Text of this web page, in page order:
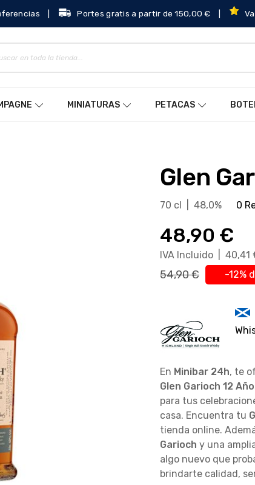
Portes gratis a partir de 150,00 €
MINIATURAS PETACAS
Glen
70 cl | 48,0% 0
48,90 €
IVA Incluido | 40,41
54,90 € -12%
En Minibar 24h, te
Glen Garioch 12
para tus
casa. Encuentra tu
tienda online.
Garioch y una
algo nuevo que
brindarte calidad,